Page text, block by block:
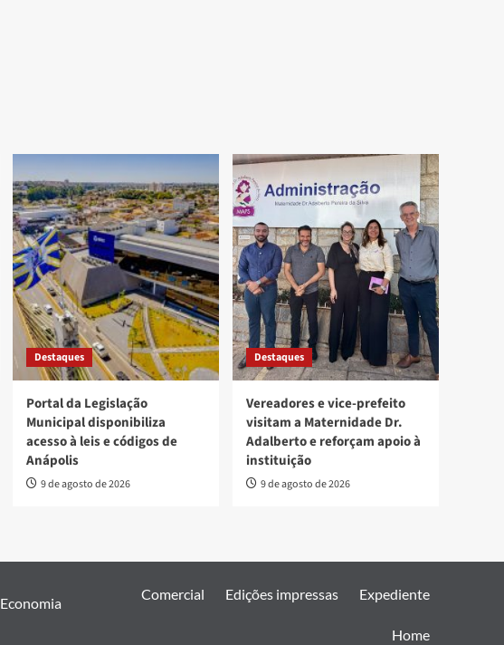
Destaques
Portal da Legislação
Municipal disponibiliza
acesso à leis e códigos de
Anápolis
9 de agosto de 2026
Destaques
Vereadores e vice-prefeito
visitam a Maternidade Dr.
Adalberto e reforçam apoio à
instituição
9 de agosto de 2026
Economia
Comercial Edições impressas Expediente
Home